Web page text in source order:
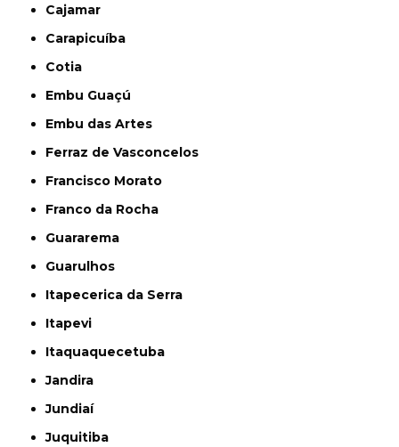
Cajamar
Carapicuíba
Cotia
Embu Guaçú
Embu das Artes
Ferraz de Vasconcelos
Francisco Morato
Franco da Rocha
Guararema
Guarulhos
Itapecerica da Serra
Itapevi
Itaquaquecetuba
Jandira
Jundiaí
Juquitiba